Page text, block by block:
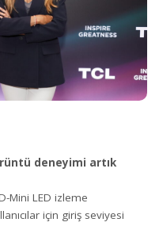
deneyimi artık
Mini LED izleme
için giriş seviyesi